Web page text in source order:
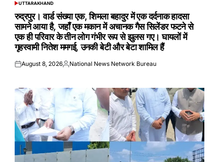
POSTED
UTTARAKHAND
रुद्रपुर। वार्ड संख्या एक, शिमला बहादुर में एक दर्दनाक हादसा
सामने आया है, जहाँ एक मकान में अचानक गैस सिलेंडर फटने से
एक ही परिवार के तीन लोग गंभीर रूप से झुलस गए। घायलों में
गृहस्वामी नितेश ममगई, उनकी बेटी और बेटा शामिल हैं
Posted
August 8, 2026Posted
National News Network Bureau